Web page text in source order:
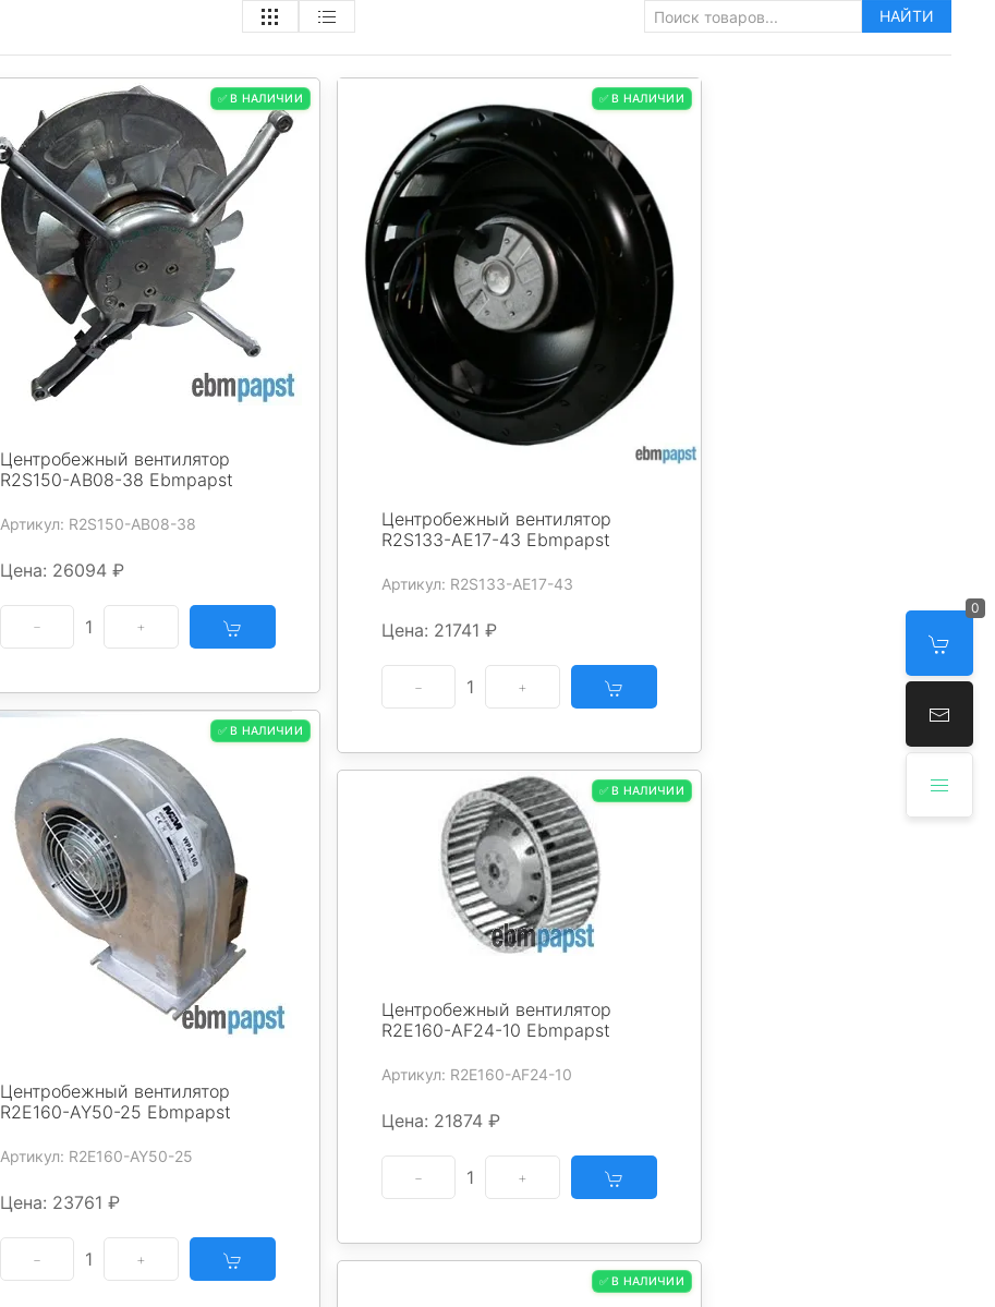
0
НАЙТИ
✅ В НАЛИЧИИ
Центробежный вентилятор
R2S150-AB08-38 Ebmpapst
Артикул: R2S150-AB08-38
Цена: 26094 ₽
1
✅ В НАЛИЧИИ
Центробежный вентилятор
R2S133-AE17-43 Ebmpapst
Артикул: R2S133-AE17-43
Цена: 21741 ₽
1
✅ В НАЛИЧИИ
Центробежный вентилятор
R2E160-AY50-25 Ebmpapst
Артикул: R2E160-AY50-25
Цена: 23761 ₽
1
✅ В НАЛИЧИИ
Центробежный вентилятор
R2E160-AF24-10 Ebmpapst
Артикул: R2E160-AF24-10
Цена: 21874 ₽
1
✅ В НАЛИЧИИ